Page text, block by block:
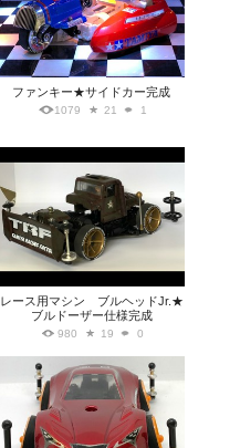
ファンキー★サイドカー完成
1079 21 1
レース用マシン ブルヘッドJr.★
ブルドーザー仕様完成
980 19 0